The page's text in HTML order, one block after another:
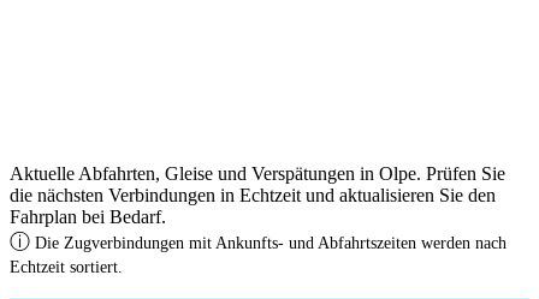
Aktuelle Abfahrten, Gleise und Verspätungen in Olpe. Prüfen Sie
die nächsten Verbindungen in Echtzeit und aktualisieren Sie den
Fahrplan bei Bedarf.
ⓘ Die Zugverbindungen mit Ankunfts- und Abfahrtszeiten werden nach
Echtzeit sortiert.